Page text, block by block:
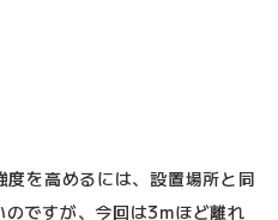
を高めるには、設置場所と同
ですが、今回は3mほど離れ